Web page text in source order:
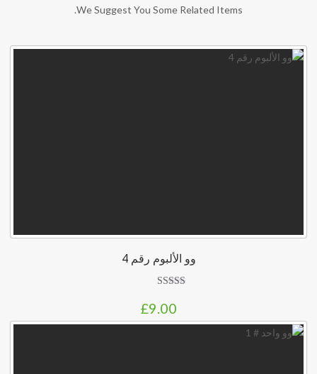
We Suggest You Some Related Items.
وو الألبوم رقم 4
5.00من 5£9.00